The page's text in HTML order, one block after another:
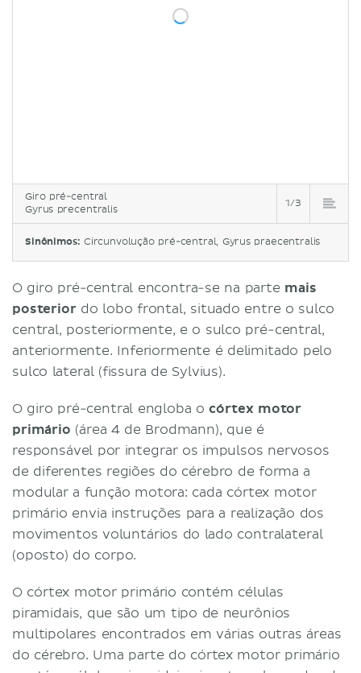
Giro pré-central
Gyrus precentralis
1/3
Sinônimos: Circunvolução pré-central, Gyrus praecentralis
O giro pré-central encontra-se na parte mais
posteriordo lobo frontal, situado entre o sulco
central, posteriormente, e o sulco pré-central,
anteriormente. Inferiormente é delimitado pelo
sulco lateral (fissura de Sylvius).
O giro pré-central engloba ocórtex motor
primário (área 4 de Brodmann), que é
responsável por integrar os impulsos nervosos
de diferentes regiões do cérebro de forma a
modular a função motora: cada córtex motor
primário envia instruções para a realização dos
movimentos voluntários do lado contralateral
(oposto) do corpo.
O córtex motor primário contém células
piramidais, que são um tipo de neurônios
multipolares encontrados em várias outras áreas
do cérebro. Uma parte do córtex motor primário